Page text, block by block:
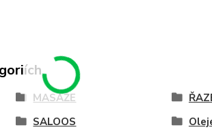
MASÁŽE
SALOOS